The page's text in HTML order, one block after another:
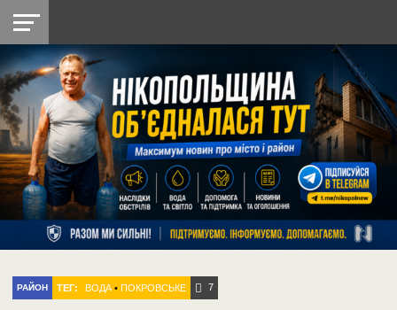
НІКОПОЛЬ
РАЙОН
СІЧЕСЛАВСЬКА
УКРАЇНА
РЕТРО
НІКОПОЛЬ
ЛАЙТ
УКРАЇНА
ДОПОМОГА
РАДІО
РАЙОН ТЕГ: ВОДА •ПОКРОВСЬКЕ 7